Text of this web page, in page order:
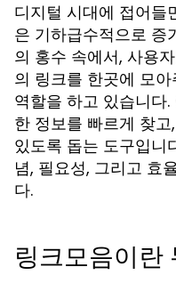
디지털 시대에 접어들
은 기하급수적으로 증
의 홍수 속에서, 사용
의 링크를 한곳에 모아
역할을 하고 있습니다
한 정보를 빠르게 찾
있도록 돕는 도구입니
념, 필요성, 그리고 효
다.
링크모음이란